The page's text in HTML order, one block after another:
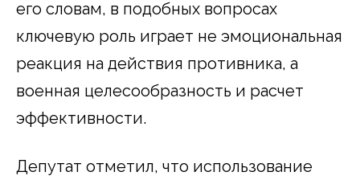
его словам, в подобных вопросах
ключевую роль играет не эмоциональная
реакция на действия противника, а
военная целесообразность и расчет
эффективности.
Депутат отметил, что использование